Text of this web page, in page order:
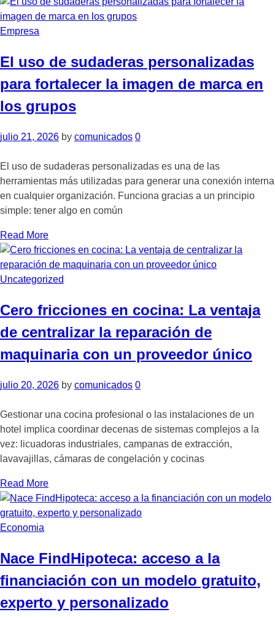
Empresa
El uso de sudaderas personalizadas
para fortalecer la imagen de marca en
los grupos
julio 21, 2026 by comunicados 0
El uso de sudaderas personalizadas es una de las
herramientas más utilizadas para generar una conexión interna
en cualquier organización. Funciona gracias a un principio
simple: tener algo en común
Read More
Uncategorized
Cero fricciones en cocina: La ventaja
de centralizar la reparación de
maquinaria con un proveedor único
julio 20, 2026 by comunicados 0
Gestionar una cocina profesional o las instalaciones de un
hotel implica coordinar decenas de sistemas complejos a la
vez: licuadoras industriales, campanas de extracción,
lavavajillas, cámaras de congelación y cocinas
Read More
Economia
Nace FindHipoteca: acceso a la
financiación con un modelo gratuito,
experto y personalizado